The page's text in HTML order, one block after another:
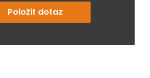
Položit dotaz